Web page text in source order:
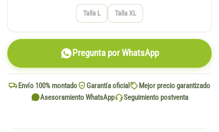
Talla L Talla XL
Pregunta por WhatsApp
Envío 100% montado Garantía oficial
Mejor precio garantizado
Asesoramiento WhatsApp
Seguimiento postventa